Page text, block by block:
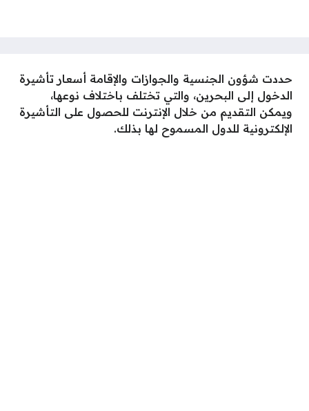
حددت شؤون الجنسية والجوازات والإقامة أسعار تأشيرة
الدخول إلى البحرين، والتي تختلف باختلاف نوعها،
ويمكن التقديم من خلال الإنترنت للحصول على التأشيرة
الإلكترونية للدول المسموح لها بذلك.